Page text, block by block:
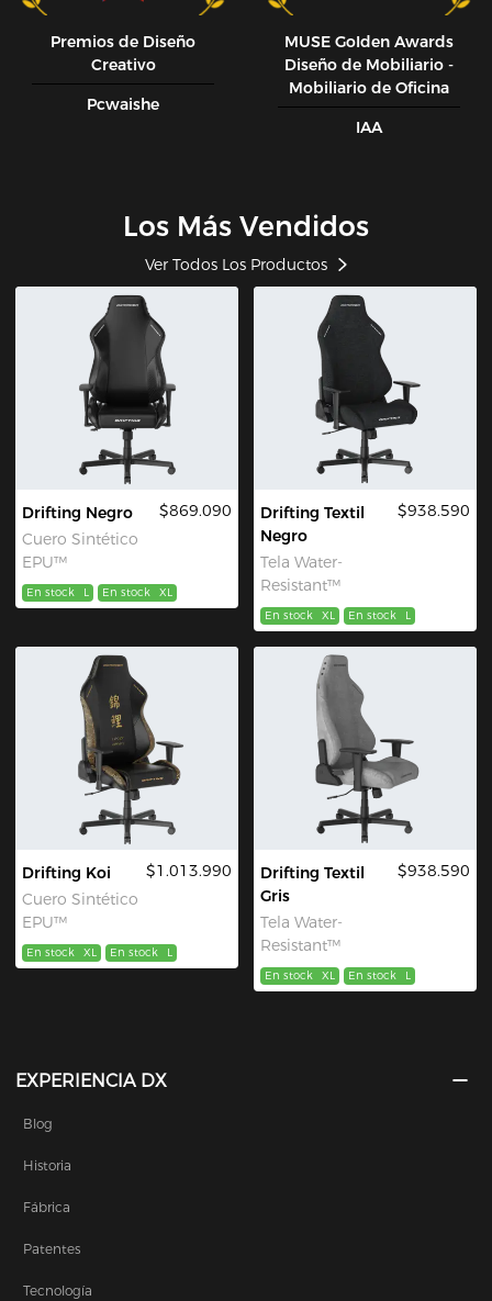
Premios de Diseño
Creativo
Pcwaishe
MUSE GoIden Awards
Diseño de Mobiliario -
Mobiliario de Oficina
IAA
Los Más Vendidos
Ver Todos Los Productos
Drifting Negro
Cuero Sintético
EPU™
$869.090
En stock L En stock XL
Drifting Textil
Negro
Tela Water-
Resistant™
$938.590
En stock XL En stock L
Drifting Koi
Cuero Sintético
EPU™
$1.013.990
En stock XL En stock L
Drifting Textil
Gris
Tela Water-
Resistant™
$938.590
En stock XL En stock L
EXPERIENCIA DX
Blog
Historia
Fábrica
Patentes
Tecnología